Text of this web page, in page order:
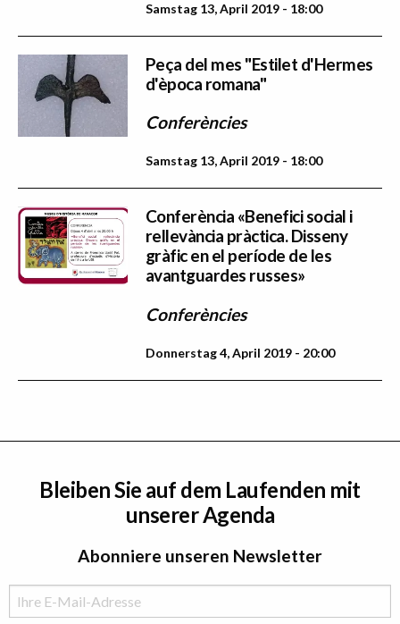
Samstag 13, April 2019 - 18:00
Peça del mes "Estilet d'Hermes
d'època romana"
Conferències
Samstag 13, April 2019 - 18:00
Conferència «Benefici social i
rellevància pràctica. Disseny
gràfic en el període de les
avantguardes russes»
Conferències
Donnerstag 4, April 2019 - 20:00
Bleiben Sie auf dem Laufenden mit
unserer Agenda
Abonniere unseren Newsletter